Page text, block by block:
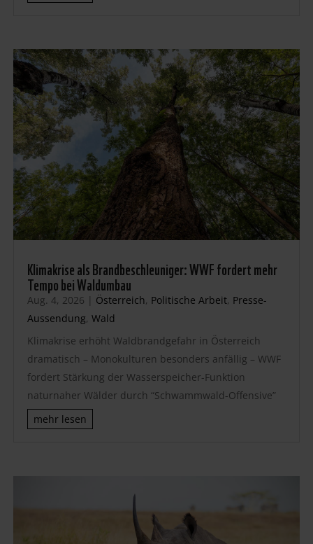
Klimakrise als Brandbeschleuniger: WWF fordert mehr
Tempo bei Waldumbau
Aug. 4, 2026 | Österreich, Politische Arbeit, Presse-
Aussendung, Wald
Klimakrise erhöht Waldbrandgefahr in Österreich
dramatisch – Monokulturen besonders anfällig – WWF
fordert Stärkung der Wasserspeicher-Funktion
naturnaher Wälder durch “Schwammwald-Offensive”
mehr lesen